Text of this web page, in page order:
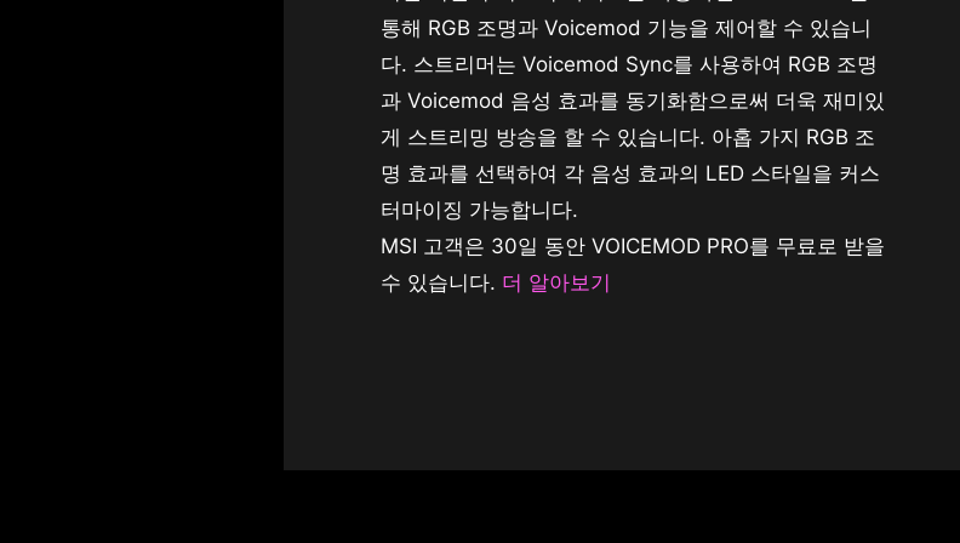
통해 RGB 조명과 Voicemod 기능을 제어할 수 있습니
다. 스트리머는 Voicemod Sync를 사용하여 RGB 조명
과 Voicemod 음성 효과를 동기화함으로써 더욱 재미있
게 스트리밍 방송을 할 수 있습니다. 아홉 가지 RGB 조
명 효과를 선택하여 각 음성 효과의 LED 스타일을 커스
터마이징 가능합니다.
MSI 고객은 30일 동안 VOICEMOD PRO를 무료로 받을
수 있습니다. 더 알아보기